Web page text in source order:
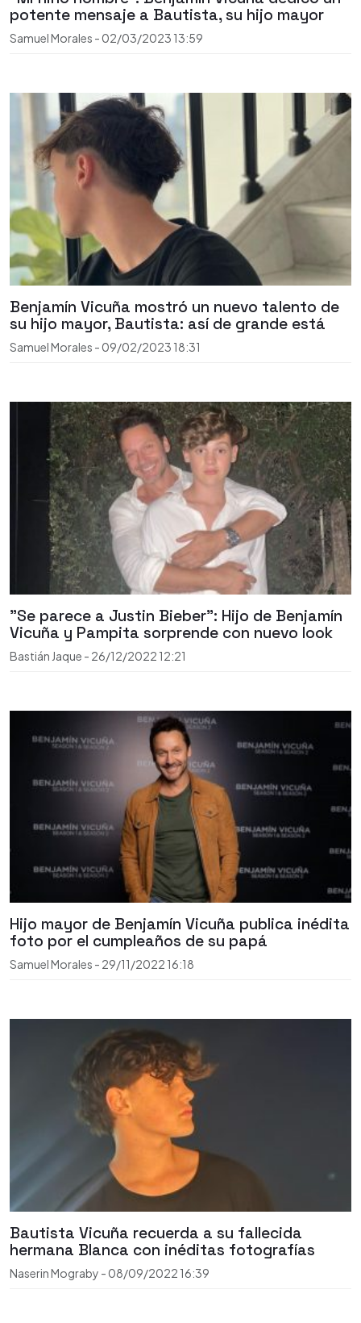
potente mensaje a Bautista, su hijo mayor
Samuel Morales - 02/03/2023 13:59
Benjamín Vicuña mostró un nuevo talento de
su hijo mayor, Bautista: así de grande está
Samuel Morales - 09/02/2023 18:31
"Se parece a Justin Bieber": Hijo de Benjamín
Vicuña y Pampita sorprende con nuevo look
Bastián Jaque - 26/12/2022 12:21
Hijo mayor de Benjamín Vicuña publica inédita
foto por el cumpleaños de su papá
Samuel Morales - 29/11/2022 16:18
Bautista Vicuña recuerda a su fallecida
hermana Blanca con inéditas fotografías
Naserin Mograby - 08/09/2022 16:39